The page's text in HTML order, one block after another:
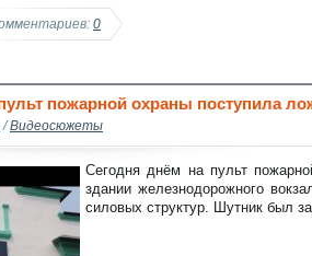
0
пожарной охраны поступила
/Видеосюжеты
Сегодня днём на пульт
здании железнодорожного
силовых структур. Шутник был